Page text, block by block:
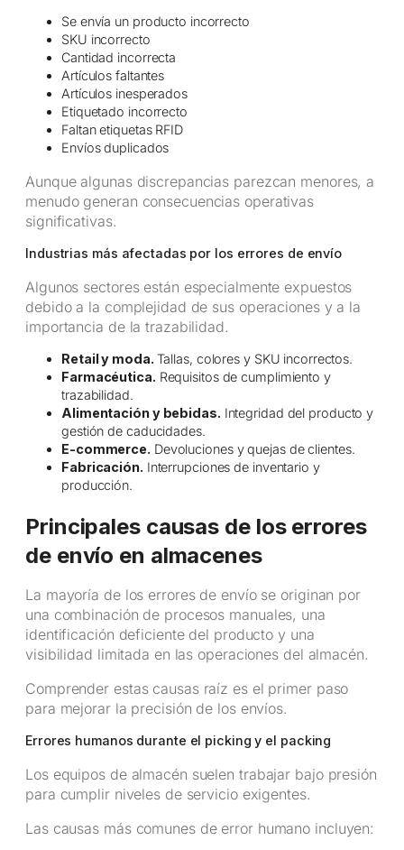
Se envía un producto incorrecto
SKU incorrecto
Cantidad incorrecta
Artículos faltantes
Artículos inesperados
Etiquetado incorrecto
Faltan etiquetas RFID
Envíos duplicados
Aunque algunas discrepancias parezcan menores, a
menudo generan consecuencias operativas
significativas.
Industrias más afectadas por los errores de envío
Algunos sectores están especialmente expuestos
debido a la complejidad de sus operaciones y a la
importancia de la trazabilidad.
Retail y moda. Tallas, colores y SKU incorrectos.
Farmacéutica. Requisitos de cumplimiento y
trazabilidad.
Alimentación y bebidas. Integridad del producto y
gestión de caducidades.
E-commerce. Devoluciones y quejas de clientes.
Fabricación. Interrupciones de inventario y
producción.
Principales causas de los errores
de envío en almacenes
La mayoría de los errores de envío se originan por
una combinación de procesos manuales, una
identificación deficiente del producto y una
visibilidad limitada en las operaciones del almacén.
Comprender estas causas raíz es el primer paso
para mejorar la precisión de los envíos.
Errores humanos durante el picking y el packing
Los equipos de almacén suelen trabajar bajo presión
para cumplir niveles de servicio exigentes.
Las causas más comunes de error humano incluyen: